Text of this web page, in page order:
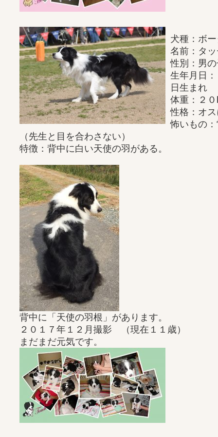
犬種：ボ
名前：タ
性別：男
生年月日
日生まれ
体重：２
性格：オ
怖いもの
（先生と目を合わさない）
特徴：背中に白い天使の羽がある。
背中に「天使の羽根」があります。
２０１７年１２月撮影 （現在１１歳）
まだまだ元気です。